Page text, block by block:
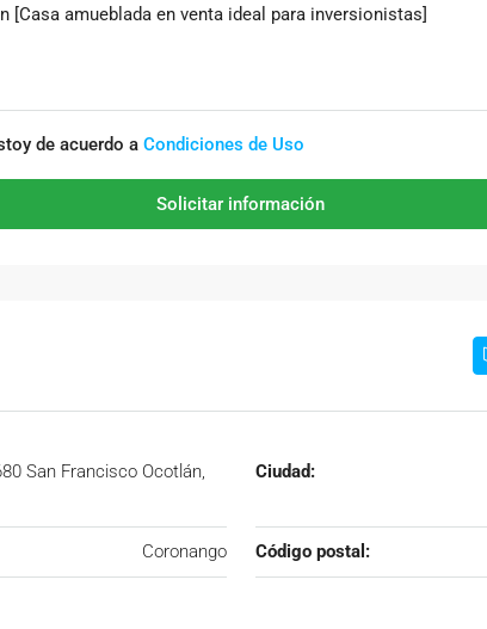
de acuerdo a Condiciones de Uso
Solicitar información
San Francisco Ocotlán,
Ciudad:
Coronango Código postal: